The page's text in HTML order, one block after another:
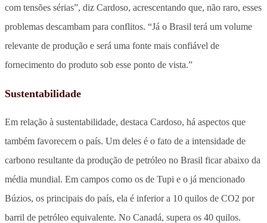
com tensões sérias”, diz Cardoso, acrescentando que, não raro, esses
problemas descambam para conflitos. “Já o Brasil terá um volume
relevante de produção e será uma fonte mais confiável de
fornecimento do produto sob esse ponto de vista.”
Sustentabilidade
Em relação à sustentabilidade, destaca Cardoso, há aspectos que
também favorecem o país. Um deles é o fato de a intensidade de
carbono resultante da produção de petróleo no Brasil ficar abaixo da
média mundial. Em campos como os de Tupi e o já mencionado
Búzios, os principais do país, ela é inferior a 10 quilos de CO2 por
barril de petróleo equivalente. No Canadá, supera os 40 quilos.